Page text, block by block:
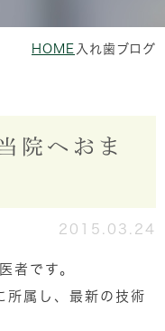
HOME 入れ歯ブログ
院へおま
2015.03.24
者です。
所属し、最新の技術